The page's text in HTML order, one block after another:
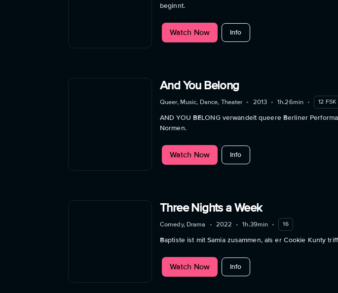
beginnt.
Watch Now Infoabout A Fábrica de Nada
And You Belong
Queer, Music, Dance, Theater • 2013 • 1h.26min • 12 FSK
AND YOU BELONG verwandelt queere Berliner
Normen.
Watch Now Infoabout And You Belong
Three Nights a Week
Comedy, Drama • 2022 • 1h.39min • 16
Baptiste ist mit Samia zusammen, als er Cookie Kunty
Watch Now Infoabout Three Nights a Week